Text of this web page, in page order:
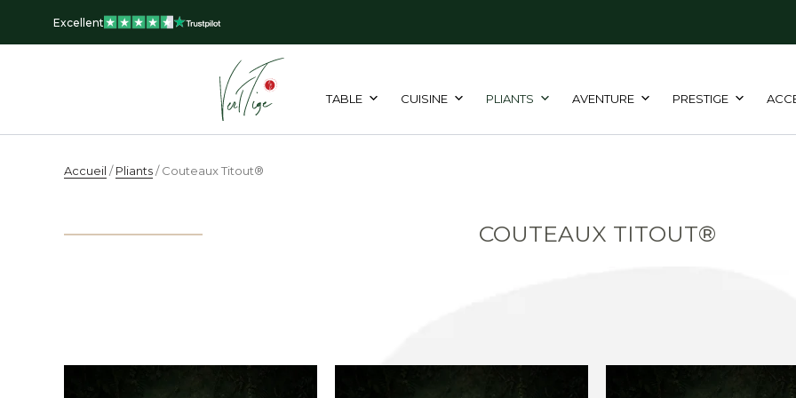
Excellent
TABLE CUISINE PLIANTS AVENTURE PRESTIGE
Accueil /Pliants/ Couteaux Titout®
COUTEAUX TITOUT®